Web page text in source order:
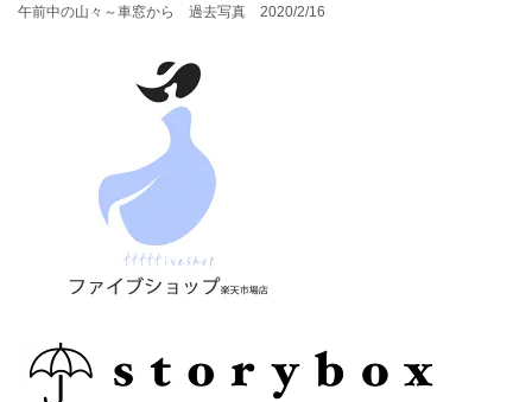
午前中の山々～車窓から 過去写真 2020/2/16